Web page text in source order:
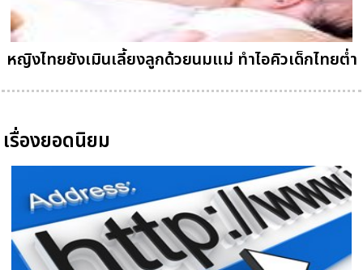
หญิงไทยยังเมินเลี้ยงลูกด้วยนมแม่ ทำไอคิวเด็กไทยต่ำ
เรื่องยอดนิยม